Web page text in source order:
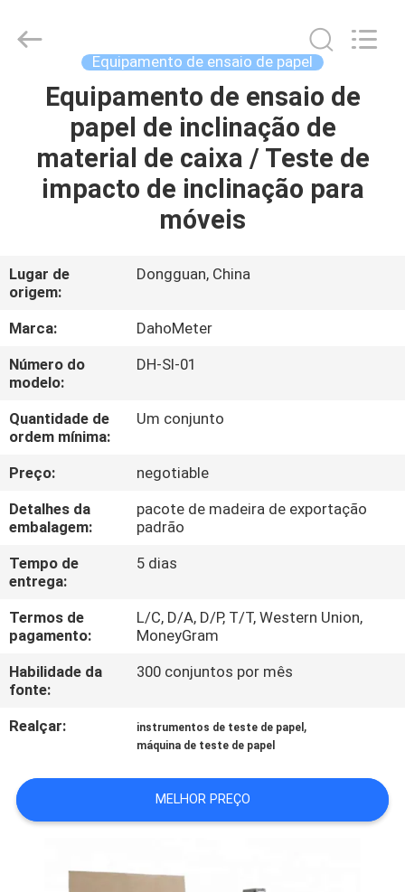
CASA
PRODUTOS
SOBRE
EXCURSÃO
DA
FÁBRICA
CONTROLE
DA
QUALIDADE
CONTACTE-
NOS
PEÇA
CITAÇÕES
DO
SITE
PRIVACY
Copyright
Guangdong Hongtuo Instrument Technology Co.,Ltd.
Equipamento de ensaio de papel
Equipamento de ensaio de
papel de inclinação de
material de caixa / Teste de
impacto de inclinação para
móveis
Lugar de
origem:
Dongguan, China
Marca:
DahoMeter
Número do
modelo:
DH-SI-01
Quantidade de
ordem mínima:
Um conjunto
Preço:
negotiable
Detalhes da
embalagem:
pacote de madeira de exportação
padrão
Tempo de
entrega:
5 dias
Termos de
pagamento:
L/C, D/A, D/P, T/T, Western Union,
MoneyGram
Habilidade da
fonte:
300 conjuntos por mês
Realçar: instrumentos de teste de papel ,
máquina de teste de papel
MELHOR PREÇO